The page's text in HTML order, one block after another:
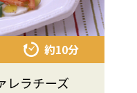
約10分
レラチーズ